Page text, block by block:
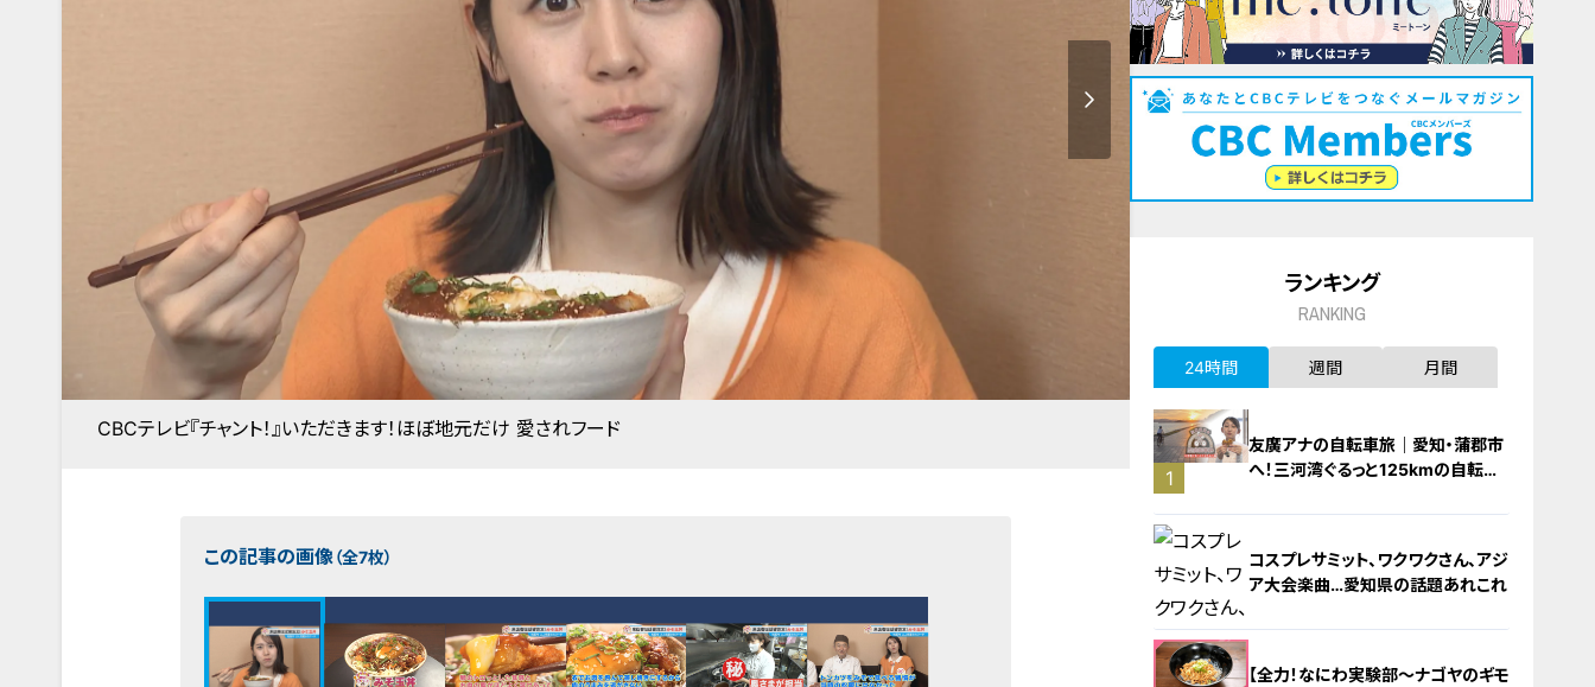
CBCテレビ『チャント！』いただきます！ほぼ地元だけ 愛されフード
この記事の画像（全7枚）
ランキング
RANKING
24時間 週間 月間
1
友廣アナの自転車旅｜愛知・蒲郡市
へ！三河湾ぐるっと125kmの自転車
コスプレサミット、ワクワクさん、アジ
ア大会楽曲…愛知県の話題あれこれ
【全力！なにわ実験部～ナゴヤのギモ